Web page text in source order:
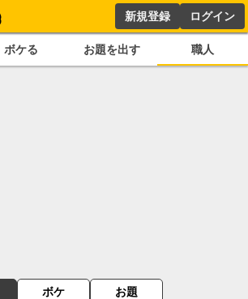
新規登録 ログイン
ボケる お題を出す 職人
ボケ お題